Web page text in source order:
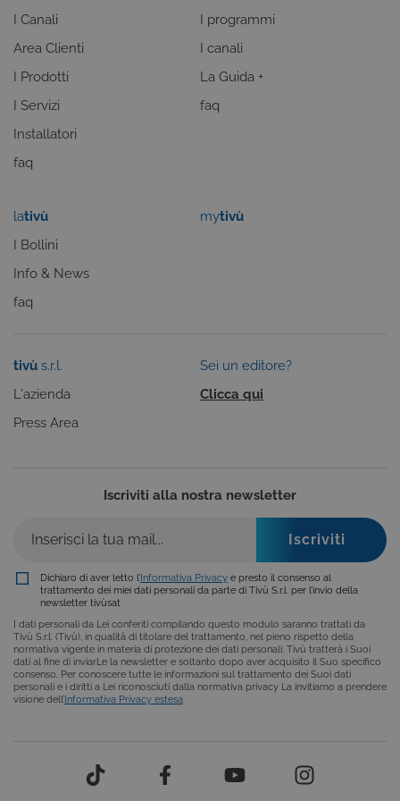
I Canali
Area Clienti
I Prodotti
I Servizi
Installatori
faq
I programmi
I canali
La Guida +
faq
lativù
I Bollini
Info & News
faq
mytivù
tivù s.r.l.
L'azienda
Press Area
Sei un editore?
Clicca qui
Iscriviti alla nostra newsletter
Dichiaro di aver letto l’Informativa Privacy e presto il consenso al
trattamento dei miei dati personali da parte di Tivù S.r.l. per l’invio della
newsletter tivùsat
I dati personali da Lei conferiti compilando questo modulo saranno trattati da
Tivù S.r.l. (Tivù), in qualità di titolare del trattamento, nel pieno rispetto della
normativa vigente in materia di protezione dei dati personali. Tivù tratterà i Suoi
dati al fine di inviarLe la newsletter e soltanto dopo aver acquisito il Suo specifico
consenso. Per conoscere tutte le informazioni sul trattamento dei Suoi dati
personali e i diritti a Lei riconosciuti dalla normativa privacy La invitiamo a prendere
visione dell’Informativa Privacy estesa
.tivu.tv
uso
basate su
Microsoft
.NET.
Solitamente
mantenere
una sessione
dal server.